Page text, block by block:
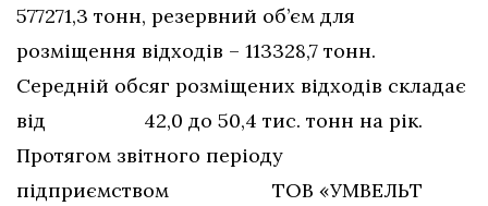
577271,3 тонн, резервний об’єм для
розміщення відходів – 113328,7 тонн.
Середній обсяг розміщених відходів складає
від 42,0 до 50,4 тис. тонн на рік.
Протягом звітного періоду
підприємством ТОВ «УМВЕЛЬТ